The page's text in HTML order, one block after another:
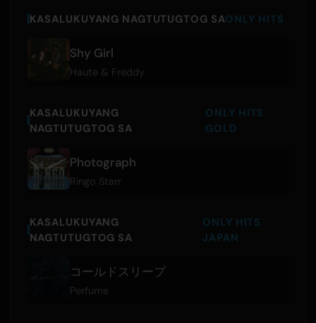
KASALUKUYANG NAGTUTUGTOG SAONLY HITS
Shy Girl
Haute & Freddy
KASALUKUYANG
NAGTUTUGTOG SA
ONLY HITS
GOLD
Photograph
Ringo Starr
KASALUKUYANG
NAGTUTUGTOG SA
ONLY HITS
JAPAN
コールドスリープ
Perfume